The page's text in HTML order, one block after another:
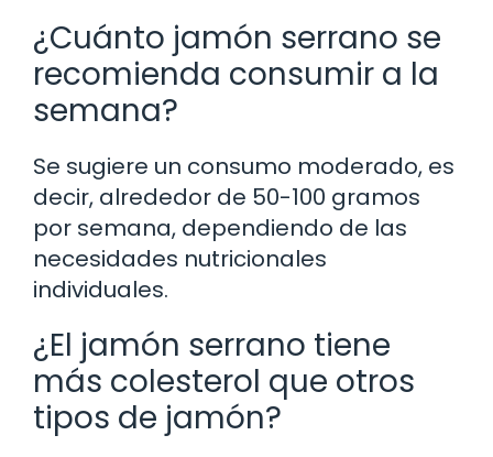
¿Cuánto jamón serrano se
recomienda consumir a la
semana?
Se sugiere un consumo moderado, es
decir, alrededor de 50-100 gramos
por semana, dependiendo de las
necesidades nutricionales
individuales.
¿El jamón serrano tiene
más colesterol que otros
tipos de jamón?